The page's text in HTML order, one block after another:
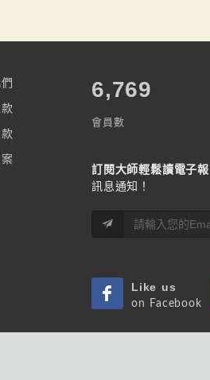
7,787
會員數
訂閱大師輕鬆讀電子報
訊息通知！
Like us
on Facebook